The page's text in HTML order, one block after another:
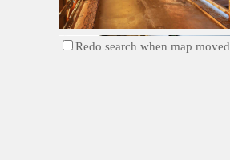
Redo search when map moved